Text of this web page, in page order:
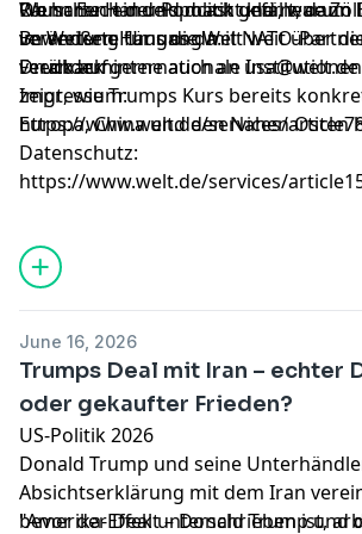
Ob harte Handelspolitik und neue
veränderte Umgang mit NATO-
Druck auf internationale
zeigt, wie Trumps Kurs bereits
Europa, China und den Nahen Osten
Rauschen ein und macht klar, warum
im Weißen Haus die Welt weit über
verändern.
Wenn Euch der Podcast gefällt, dann
Bewertung für uns da.
Feedback gerne auch anusa@welt.de
Impressum:
https://www.welt.de/services/
Datenschutz:
https://www.welt.de/services/
June 16, 2026
Trumps Deal mit Iran – echter
oder gekaufter Frieden?
US-Politik 2026
Donald Trump und seine
Absichtserklärung mit dem Iran
bevor der Deal unterschrieben ist,
"Amerika-Effekt – Donald Trump und